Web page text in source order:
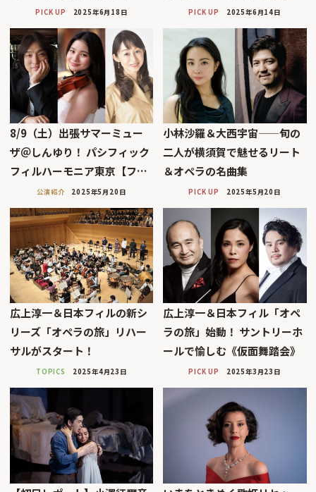
PICK UP 2025年6月18日 PICK UP 2025年6月14日
8/9（土）出張サマーミュー
ザ＠しんゆり！ パシフィック
フィルハーモニア東京【フ…
公演紹介 2025年5月20日
小林沙羅＆大西宇宙——旬の
二人が横須賀で魅せるリート
＆オペラの名曲集
PICK UP 2025年5月20日
広上淳一＆日本フィルの新シ
リーズ「オペラの旅」リハー
サルがスタート！
TOPICS 2025年4月23日
広上淳一＆日本フィル「オペ
ラの旅」始動！ サントリーホ
ールで愉しむ《仮面舞踏会》
PICK UP 2025年3月23日